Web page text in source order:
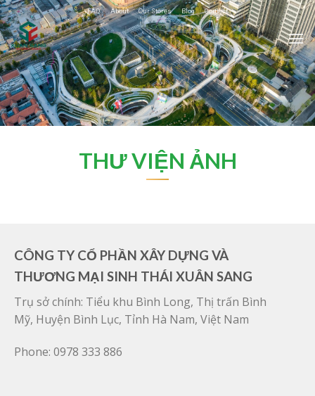
Skip
to
content
FAQ About Our Stores Blog Contact
THƯ VIỆN ẢNH
CÔNG TY CỔ PHẦN XÂY DỰNG VÀ
THƯƠNG MẠI SINH THÁI XUÂN SANG
Trụ sở chính: Tiểu khu Bình Long, Thị trấn Bình
Mỹ, Huyện Bình Lục, Tỉnh Hà Nam, Việt Nam
Phone: 0978 333 886